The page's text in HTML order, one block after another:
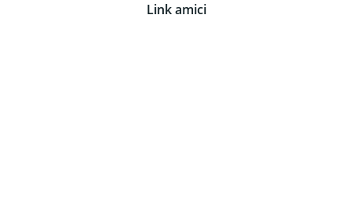
Link amici